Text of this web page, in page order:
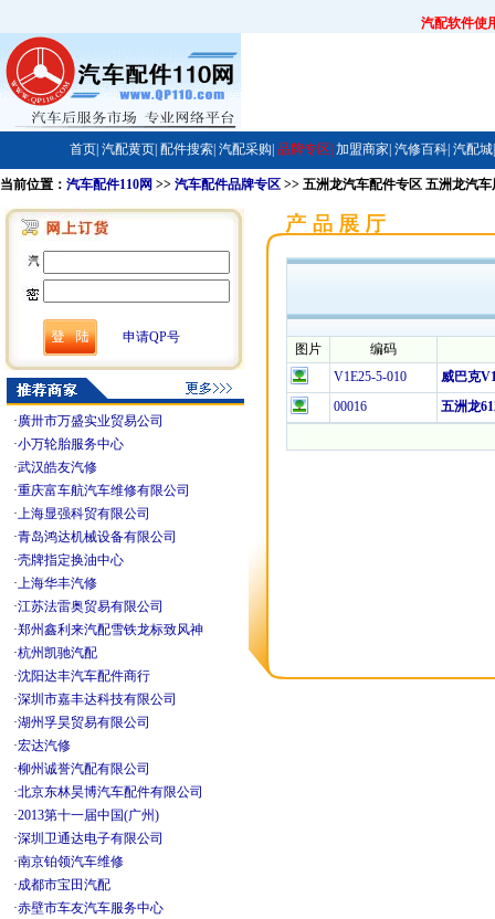
汽配软件使
首页| 汽配黄页| 配件搜索| 汽配采购| 品牌专区| 加盟商家| 汽修百科| 汽配城|
当前位置： 汽车配件110网 >> 汽车配件品牌专区 >> 五洲龙汽车配件专区 五洲龙汽
申请QP号
·廣卅市万盛实业贸易公司
·小万轮胎服务中心
·武汉皓友汽修
·重庆富车航汽车维修有限公司
·上海显强科贸有限公司
·青岛鸿达机械设备有限公司
·壳牌指定换油中心
·上海华丰汽修
·江苏法雷奥贸易有限公司
·郑州鑫利来汽配雪铁龙标致风神
·杭州凯驰汽配
·沈阳达丰汽车配件商行
·深圳市嘉丰达科技有限公司
·湖州孚昊贸易有限公司
·宏达汽修
·柳州诚誉汽配有限公司
·北京东林昊博汽车配件有限公司
·2013第十一届中国(广州)
·深圳卫通达电子有限公司
·南京铂领汽车维修
·成都市宝田汽配
·赤壁市车友汽车服务中心
图片
编码
V1E25-5-010
威巴克
00016
五洲龙